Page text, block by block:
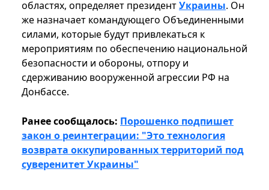
областях, определяет президентУкраины. Он
же назначает командующего Объединенными
силами, которые будут привлекаться к
мероприятиям по обеспечению национальной
безопасности и обороны, отпору и
сдерживанию вооруженной агрессии РФ на
Донбассе.
Ранее сообщалось: Порошенко подпишет
закон о реинтеграции: "Это технология
возврата оккупированных территорий под
суверенитет Украины"